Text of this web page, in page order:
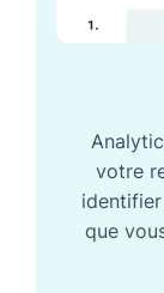
votre
que